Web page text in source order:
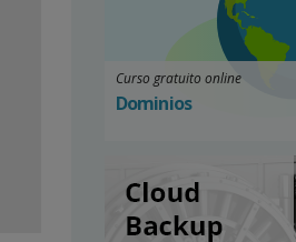
Curso gratuito online
Dominios